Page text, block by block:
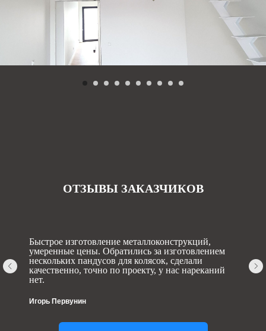
ОТЗЫВЫ ЗАКАЗЧИКОВ
Быстрое изготовление металлоконструкций,
умеренные цены. Обратились за изготовлением
нескольких пандусов для колясок, сделали
качественно, точно по проекту, у нас нареканий
нет.
Игорь Первунин